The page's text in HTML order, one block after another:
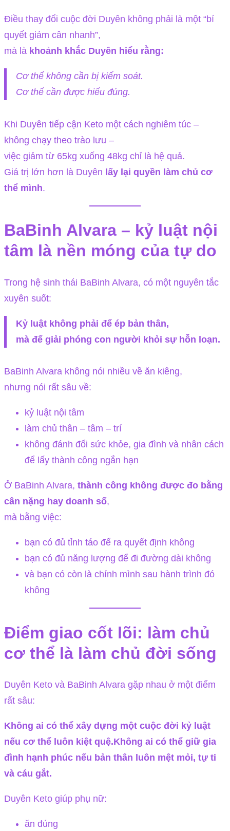
Điều thay đổi cuộc đời Duyên không phải là một “bí
quyết giảm cân nhanh”,
mà là khoảnh khắc Duyên hiểu rằng:
Cơ thể không cần bị kiểm soát.
Cơ thể cần được hiểu đúng.
Khi Duyên tiếp cận Keto một cách nghiêm túc –
không chạy theo trào lưu –
việc giảm từ 65kg xuống 48kg chỉ là hệ quả.
Giá trị lớn hơn là Duyên lấy lại quyền làm chủ cơ
thể mình.
BaBinh Alvara – kỷ luật nội
tâm là nền móng của tự do
Trong hệ sinh thái BaBinh Alvara, có một nguyên tắc
xuyên suốt:
Kỷ luật không phải để ép bản thân,
mà để giải phóng con người khỏi sự hỗn loạn.
BaBinh Alvara không nói nhiều về ăn kiêng,
nhưng nói rất sâu về:
kỷ luật nội tâm
làm chủ thân – tâm – trí
không đánh đổi sức khỏe, gia đình và nhân cách
để lấy thành công ngắn hạn
Ở BaBinh Alvara, thành công không được đo bằng
cân nặng hay doanh số,
mà bằng việc:
bạn có đủ tỉnh táo để ra quyết định không
bạn có đủ năng lượng để đi đường dài không
và bạn có còn là chính mình sau hành trình đó
không
Điểm giao cốt lõi: làm chủ
cơ thể là làm chủ đời sống
Duyên Keto và BaBinh Alvara gặp nhau ở một điểm
rất sâu:
Không ai có thể xây dựng một cuộc đời kỷ luật
nếu cơ thể luôn kiệt quệ.Không ai có thể giữ gia
đình hạnh phúc nếu bản thân luôn mệt mỏi, tự ti
và cáu gắt.
Duyên Keto giúp phụ nữ:
ăn đúng